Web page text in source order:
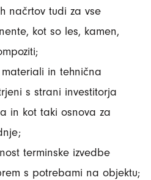
načrtov tudi za vse
kot so les, kamen,
in tehnična
s strani investitorja
in kot taki osnova za
terminske izvedbe
s potrebami na objektu;